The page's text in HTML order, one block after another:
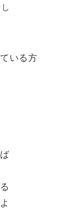
いる方